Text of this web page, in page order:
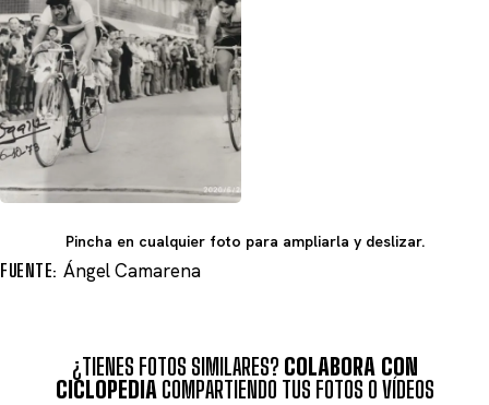
Pincha en cualquier foto para ampliarla y deslizar.
FUENTE: Ángel Camarena
¿TIENES FOTOS SIMILARES? COLABORA CON
CICLOPEDIACOMPARTIENDO TUS FOTOS O VÍDEOS